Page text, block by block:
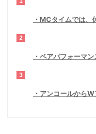
MCタイムでは、
2
ペアパフォーマ
3
アンコールから